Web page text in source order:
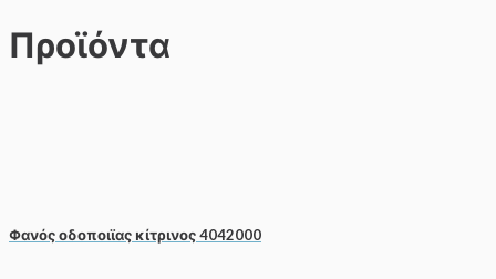
Προϊόντα
Φανός οδοποιϊας κίτρινος 4042000